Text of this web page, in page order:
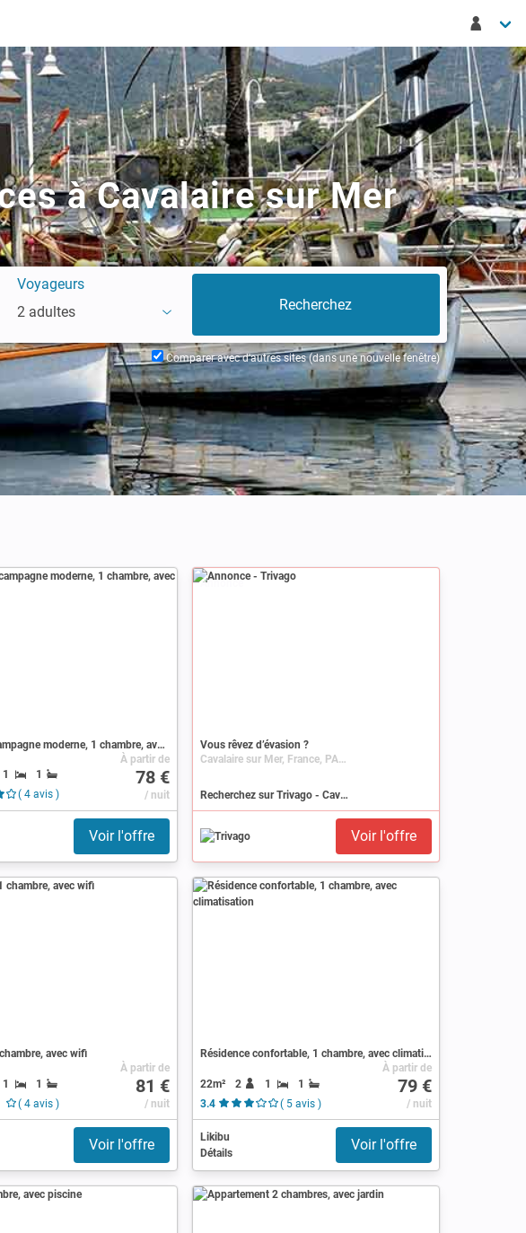
à Cavalaire sur Mer
Voyageurs
2 adultes
Comparer avec d'autres sites (dans une nouvelle fenêtre)
Maison de campagne moderne, 1 chambre, avec piscine
1
1
( 4 avis )
À partir de
78 €
/ nuit
Voir l'offre
Annonce
Vous rêvez d’évasion ?
Cavalaire sur Mer, France, PACA, Var
Recherchez sur Trivago - Cavalaire sur Mer
Voir l'offre
avec wifi
1
1
( 4 avis )
À partir de
81 €
/ nuit
Voir l'offre
Résidence confortable, 1 chambre, avec climatisation
22m² 2 1
1
3.4
( 5 avis )
À partir de
79 €
/ nuit
Likibu
Détails
Voir l'offre